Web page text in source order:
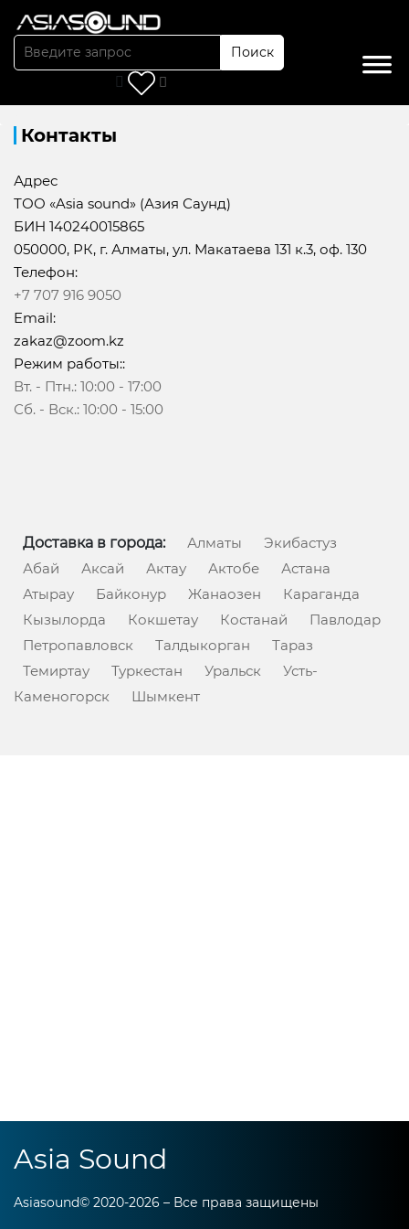
Поиск
Контакты
Контакты
Адрес
ТОО «Asia sound» (Азия Саунд)
БИН 140240015865
050000, РК, г. Алматы, ул. Макатаева 131 к.3, оф. 130
Телефон:
+7 707 916 9050
Email:
zakaz@zoom.kz
Режим работы::
Вт. - Птн.: 10:00 - 17:00
Сб. - Вск.: 10:00 - 15:00
Доставка в города: Алматы
Экибастуз
Абай
Аксай Актау Актобе
Астана
Атырау
Байконур Жанаозен
Караганда
Кызылорда
Кокшетау Костанай
Павлодар
Петропавловск
Талдыкорган
Тараз
Темиртау
Туркестан Уральск
Усть-
Каменогорск
Шымкент
Asia Sound
Asiasound© 2020-2026 – Все права защищены